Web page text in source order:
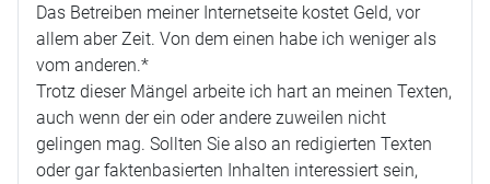
Das Betreiben meiner Internetseite kostet Geld, vor
allem aber Zeit. Von dem einen habe ich weniger als
vom anderen.*
Trotz dieser Mängel arbeite ich hart an meinen Texten,
auch wenn der ein oder andere zuweilen nicht
gelingen mag. Sollten Sie also an redigierten Texten
oder gar faktenbasierten Inhalten interessiert sein,